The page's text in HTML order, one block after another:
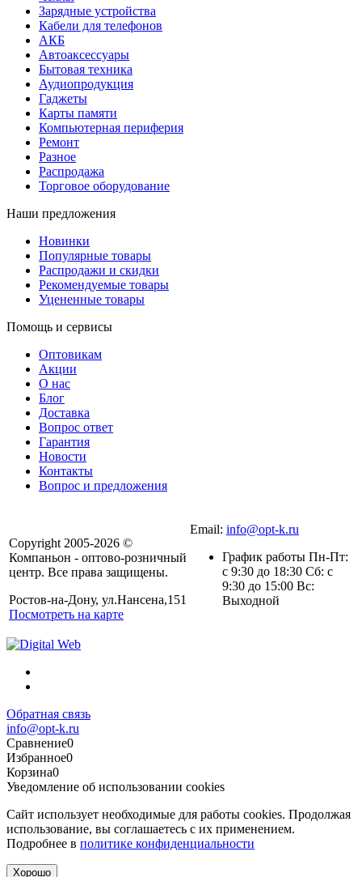
Зарядные устройства
Кабели для телефонов
АКБ
Автоаксессуары
Бытовая техника
Аудиопродукция
Гаджеты
Карты памяти
Компьютерная периферия
Ремонт
Разное
Распродажа
Торговое оборудование
Наши предложения
Новинки
Популярные товары
Распродажи и скидки
Рекомендуемые товары
Уцененные товары
Помощь и сервисы
Оптовикам
Акции
О нас
Блог
Доставка
Вопрос ответ
Гарантия
Новости
Контакты
Вопрос и предложения
Copyright 2005-2026 ©
Компаньон - оптово-розничный
центр. Все права защищены.
Ростов-на-Дону, ул.Нансена,151
Посмотреть на карте
Email: info@opt-k.ru
График работы Пн-Пт:
с 9:30 до 18:30 Сб: с
9:30 до 15:00 Вс:
Выходной
Обратная связь
info@opt-k.ru
Сравнение0
Избранное0
Корзина0
Уведомление об использовании cookies
Сайт использует необходимые для работы cookies. Продолжая
использование, вы соглашаетесь с их применением.
Подробнее в политике конфиденциальности
Хорошо